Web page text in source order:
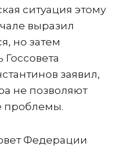
ситуация этому
выразил
но затем
заявил,
не позволяют
проблемы.
Федерации